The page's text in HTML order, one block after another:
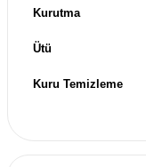
Kurutma
Ütü
Kuru Temizleme